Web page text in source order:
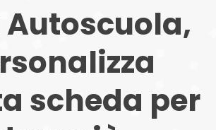
Autoscuola,
scheda per